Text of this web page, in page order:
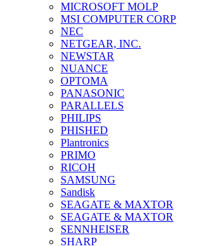
MICROSOFT MOLP
MSI COMPUTER CORP
NEC
NETGEAR, INC.
NEWSTAR
NUANCE
OPTOMA
PANASONIC
PARALLELS
PHILIPS
PHISHED
Plantronics
PRIMO
RICOH
SAMSUNG
Sandisk
SEAGATE & MAXTOR
SEAGATE & MAXTOR
SENNHEISER
SHARP